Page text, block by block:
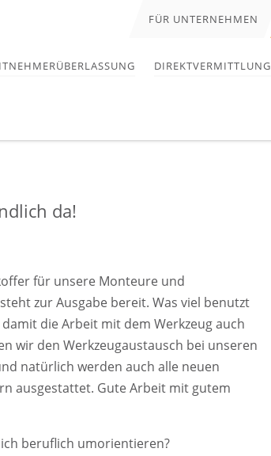
FÜR UNTERNEHMEN
DIREKTVERMITTLUNG
da!
für unsere Monteure und
zur Ausgabe bereit. Was viel benutzt
die Arbeit mit dem Werkzeug auch
wir den Werkzeugaustausch bei unseren
natürlich werden auch alle neuen
ausgestattet. Gute Arbeit mit gutem
beruflich umorientieren?